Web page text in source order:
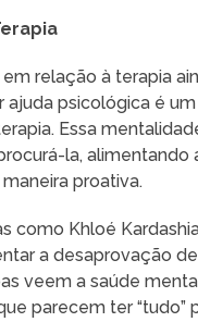
relação à terapia
psicológica é
Essa
la,
proativa.
como Khloé
a desaprovação
veem a saúde
parecem ter